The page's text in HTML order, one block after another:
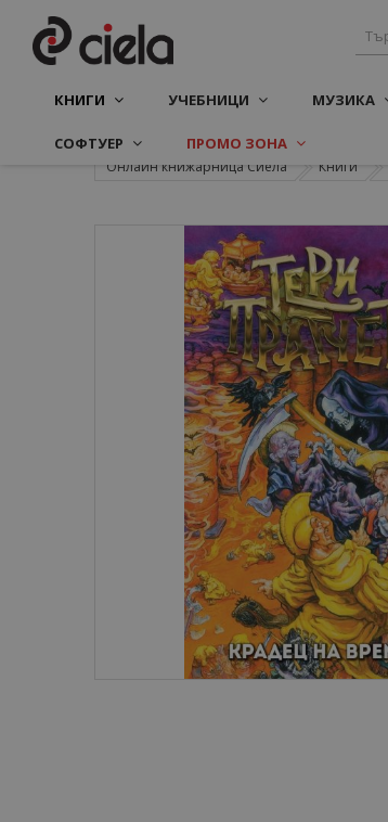
КНИГИ УЧЕБНИЦИ МУЗИКА
СОФТУЕР ПРОМО ЗОНА
Онлайн книжарница Сиела Книги